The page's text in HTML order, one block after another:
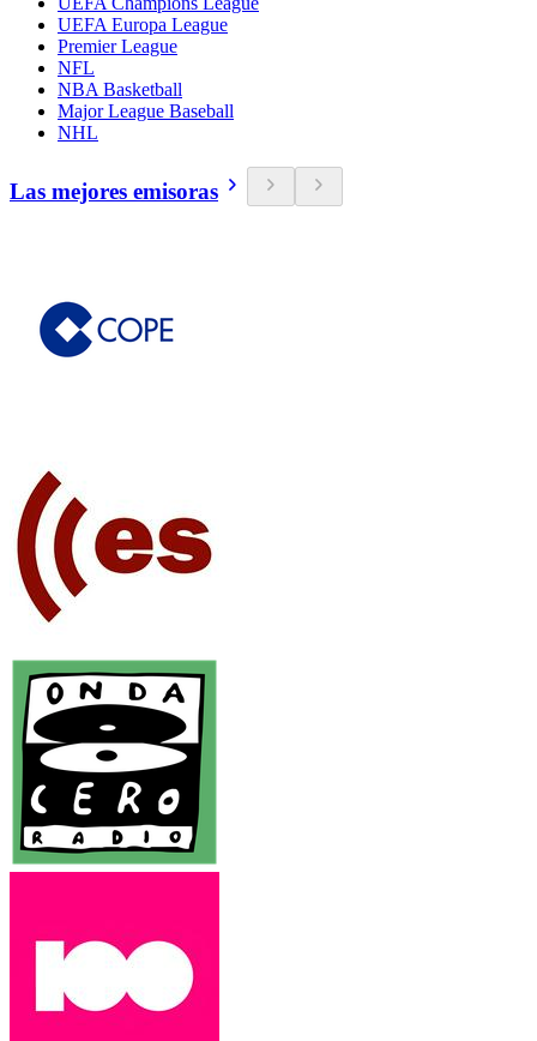
UEFA Europa League
Premier League
NFL
NBA Basketball
Major League Baseball
NHL
Las mejores emisoras